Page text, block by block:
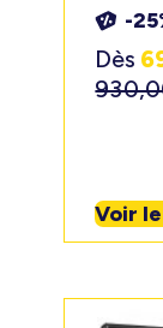
-
Dès
Voir